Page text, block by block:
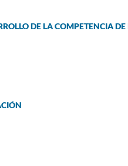
DE LA COMPETENCIA